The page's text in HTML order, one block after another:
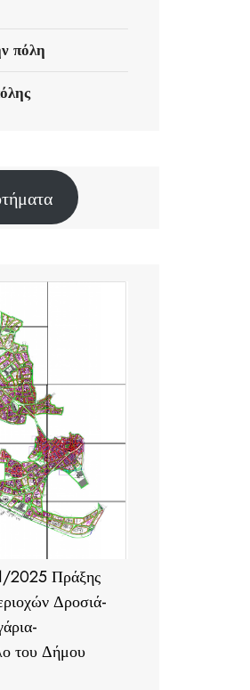
πόλη
2025 Πράξης
Δροσιά-
του Δήμου